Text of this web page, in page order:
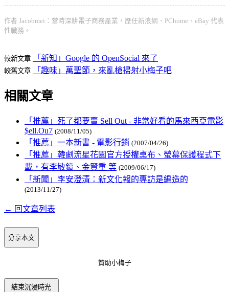
作者 Jacobmei：當時深耕電子商務產業，歷任新浪網、PChome、eBay 代表
性職務。
較新文章 「新知」Google 的 OpenSocial 來了
較舊文章 「趣味」萬聖節，來亂槍掃射小梅子吧
相關文章
「推薦」死了都要賣 Sell Out - 非常好看的馬來西亞電影
$ell.Ou7 (2008/11/05)
「推薦」一本新書 - 電影行銷 (2007/04/26)
「推薦」韓劇流星花園官方授權桌布、螢幕保護程式下
載，有李敏鎬、金賢重 等 (2009/06/17)
「新聞」李安澄清：新文化報的專訪是編造的
(2013/11/27)
← 回文章列表
分享本文
贊助小梅子
結束沉浸時光